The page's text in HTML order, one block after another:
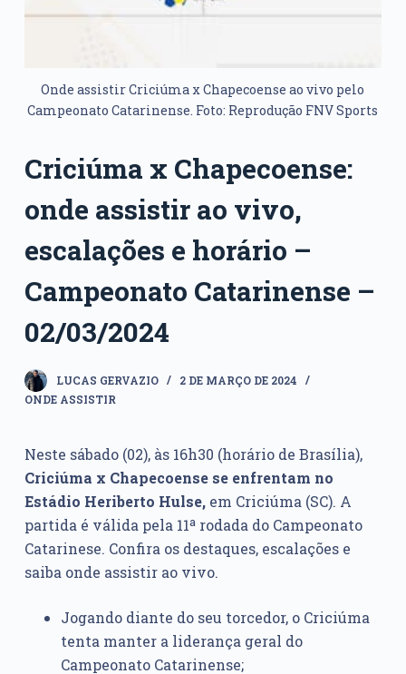
Onde assistir Criciúma x Chapecoense ao vivo pelo
Campeonato Catarinense. Foto: Reprodução FNV Sports
Criciúma x Chapecoense:
onde assistir ao vivo,
escalações e horário –
Campeonato Catarinense –
02/03/2024
LUCAS GERVAZIO
2 DE MARÇO DE 2024
ONDE ASSISTIR
Neste sábado (02), às 16h30 (horário de Brasília),
Criciúma x Chapecoense se enfrentam no
Estádio Heriberto Hulse,em Criciúma (SC). A
partida é válida pela 11ª rodada do Campeonato
Catarinese. Confira os destaques, escalações e
saiba onde assistir ao vivo.
Jogando diante do seu torcedor, o Criciúma
tenta manter a liderança geral do
Campeonato Catarinense;